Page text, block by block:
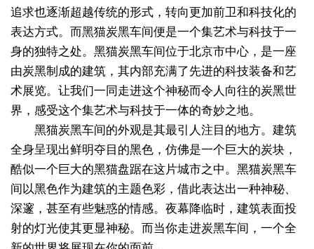
追求也逐渐超越传统的形式，转向更加前卫和科技化的
表达方式。而黑猫炭黑车间便是一个集艺术与科技于一
身的独特之处。黑猫炭黑车间位于北京市中心，是一座
由炭黑制成的建筑，其内部充满了先进的科技装备和艺
术展览。让我们一同走进这个神秘而令人向往的炭黑世
界，感受这个集艺术与科技于一体的奇妙之地。
黑猫炭黑车间的外观是其最引人注目的地方。建筑
全身呈现出鲜明夺目的黑色，仿佛是一个巨大的炭块，
酷似一个巨大的黑猫盘踞在这片城市之中。黑猫炭黑车
间以黑色作为建筑的主题色彩，借此表达出一种神秘、
深邃，甚至有些魅惑的情感。夜幕降临时，建筑表面投
射的灯光使其更显神秘。而当你走进炭黑车间，一个全